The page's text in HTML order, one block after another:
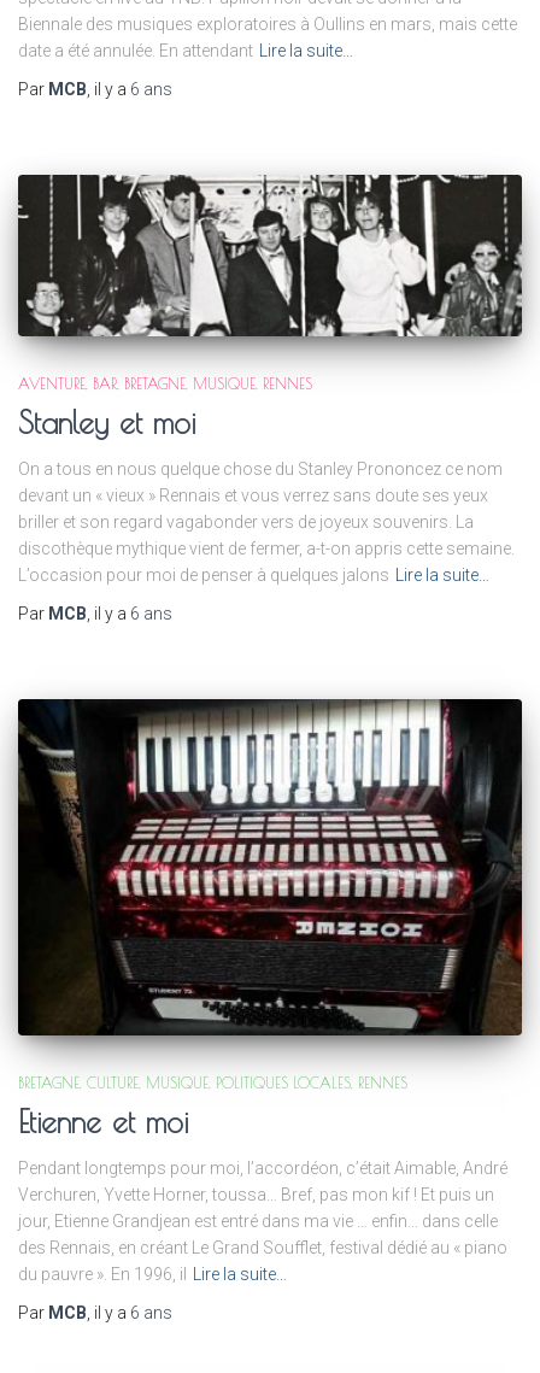
Biennale des musiques exploratoires à Oullins en mars, mais cette
date a été annulée. En attendant
Lire la suite…
Par MCB , il y a 6 ans
AVENTURE BAR BRETAGNE MUSIQUE RENNES
Stanley et moi
On a tous en nous quelque chose du Stanley Prononcez ce nom
devant un « vieux » Rennais et vous verrez sans doute ses yeux
briller et son regard vagabonder vers de joyeux souvenirs. La
discothèque mythique vient de fermer, a-t-on appris cette semaine.
L’occasion pour moi de penser à quelques jalons Lire la suite…
Par MCB, il y a 6 ans
BRETAGNE CULTURE MUSIQUE POLITIQUES LOCALES RENNES
Etienne et moi
Pendant longtemps pour moi, l’accordéon, c’était Aimable, André
Verchuren, Yvette Horner, toussa… Bref, pas mon kif ! Et puis un
jour, Etienne Grandjean est entré dans ma vie … enfin… dans celle
des Rennais, en créant Le Grand Soufflet, festival dédié au « piano
du pauvre ». En 1996, il
Lire la suite…
Par MCB , il y a 6 ans